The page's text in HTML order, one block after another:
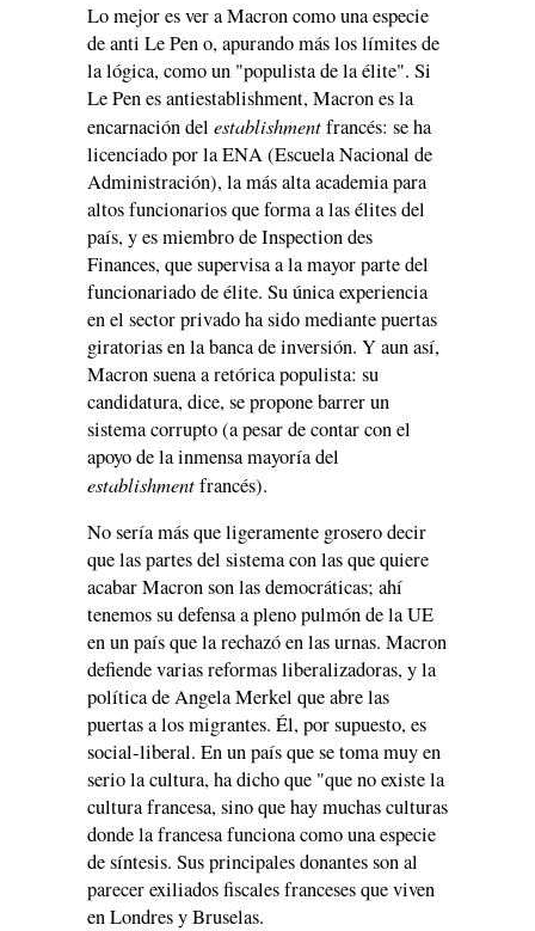
Lo mejor es ver a Macron como una especie
de anti Le Pen o, apurando más los límites de
la lógica, como un "populista de la élite". Si
Le Pen es antiestablishment, Macron es la
encarnación del establishmentfrancés: se ha
licenciado por la ENA (Escuela Nacional de
Administración), la más alta academia para
altos funcionarios que forma a las élites del
país, y es miembro de Inspection des
Finances, que supervisa a la mayor parte del
funcionariado de élite. Su única experiencia
en el sector privado ha sido mediante puertas
giratorias en la banca de inversión. Y aun así,
Macron suena a retórica populista: su
candidatura, dice, se propone barrer un
sistema corrupto (a pesar de contar con el
apoyo de la inmensa mayoría del
establishmentfrancés).
No sería más que ligeramente grosero decir
que las partes del sistema con las que quiere
acabar Macron son las democráticas; ahí
tenemos su defensa a pleno pulmón de la UE
en un país que la rechazó en las urnas. Macron
defiende varias reformas liberalizadoras, y la
política de Angela Merkel que abre las
puertas a los migrantes. Él, por supuesto, es
social-liberal. En un país que se toma muy en
serio la cultura, ha dicho que "que no existe la
cultura francesa, sino que hay muchas culturas
donde la francesa funciona como una especie
de síntesis. Sus principales donantes son al
parecer exiliados fiscales franceses que viven
en Londres y Bruselas.